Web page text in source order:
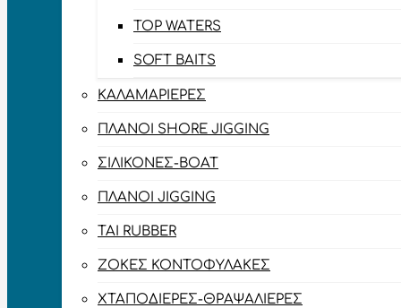
TOP WATERS
SOFT BAITS
ΚΑΛΑΜΑΡΙΈΡΕΣ
ΠΛΆΝΟΙ SHORE JIGGING
ΣΙΛΙΚΌΝΕΣ-BOAT
ΠΛΆΝΟΙ JIGGING
TAI RUBBER
ΖΌΚΕΣ ΚΟΝΤΟΦΎΛΑΚΕΣ
ΧΤΑΠΟΔΙΈΡΕΣ-ΘΡΑΨΑΛΙΈΡΕΣ